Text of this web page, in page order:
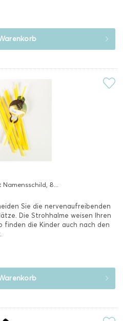
8...
Sie die nervenaufreibenden
Die Strohhalme weisen Ihren
finden die Kinder auch nach den